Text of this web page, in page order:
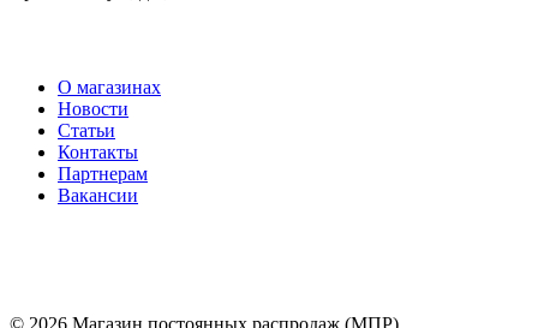
О магазинах
Новости
Статьи
Контакты
Партнерам
Вакансии
© 2026 Магазин постоянных распродаж (МПР)